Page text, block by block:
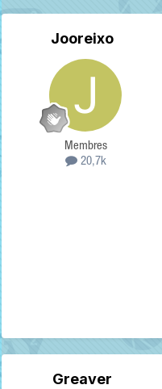
Jooreixo
Membres
20,7k
Greaver